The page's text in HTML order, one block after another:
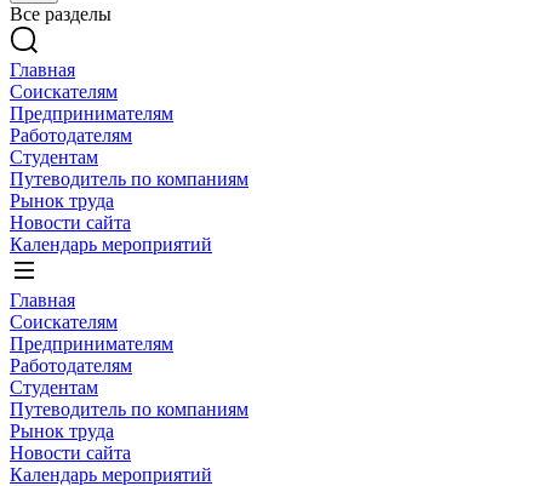
Все разделы
Главная
Соискателям
Предпринимателям
Работодателям
Студентам
Путеводитель по компаниям
Рынок труда
Новости сайта
Календарь мероприятий
Главная
Соискателям
Предпринимателям
Работодателям
Студентам
Путеводитель по компаниям
Рынок труда
Новости сайта
Календарь мероприятий